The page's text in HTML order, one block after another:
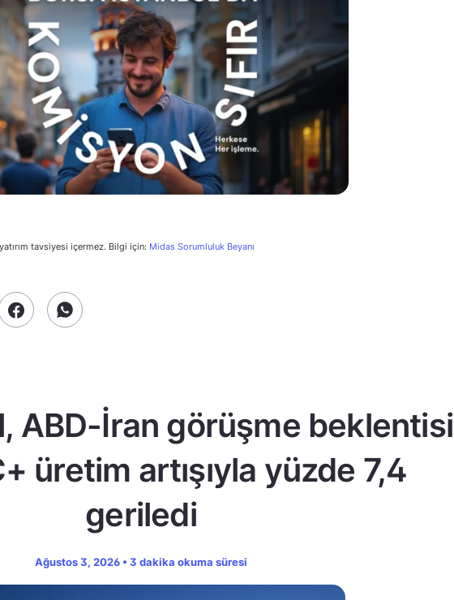
tavsiyesi içermez. Bilgi için: Midas Sorumluluk Beyanı
ABD-İran görüşme beklentisi
üretim artışıyla yüzde 7,4
geriledi
Ağustos 3, 2026 • 3 dakika okuma süresi